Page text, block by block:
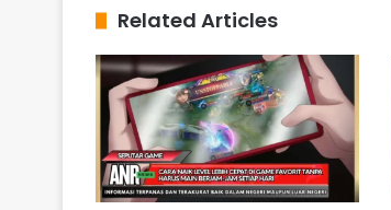
Related Articles